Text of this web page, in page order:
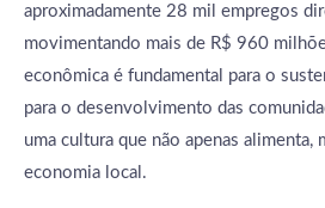
aproximadamente 28 mil empregos
movimentando mais de R$ 960
econômica é fundamental para o
para o desenvolvimento das
uma cultura que não apenas alimenta,
economia local.